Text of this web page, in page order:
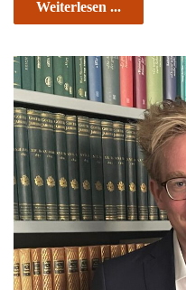
Weiterlesen ...